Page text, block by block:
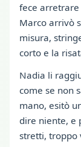
fece arretrare
Marco arrivò
misura,
corto e la
Nadia li
come se non
mano, esitò
dire niente, e
stretti, troppo